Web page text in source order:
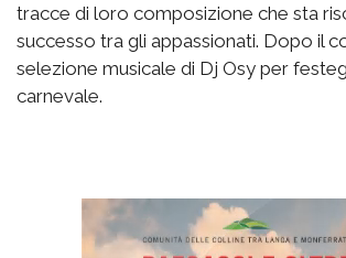
tracce di loro composizione che sta
successo tra gli appassionati. Dopo il
selezione musicale di Dj Osy per
carnevale.